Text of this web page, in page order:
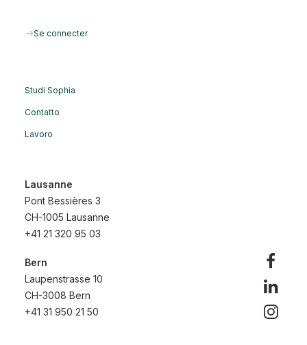
Se connecter
Studi Sophia
Contatto
Lavoro
Lausanne
Pont Bessières 3
CH-1005 Lausanne
+41 21 320 95 03
Bern
Laupenstrasse 10
CH-3008 Bern
+41 31 950 21 50
MIS Trend ha a cuore il sostegno
alle organizzazioni caritative che